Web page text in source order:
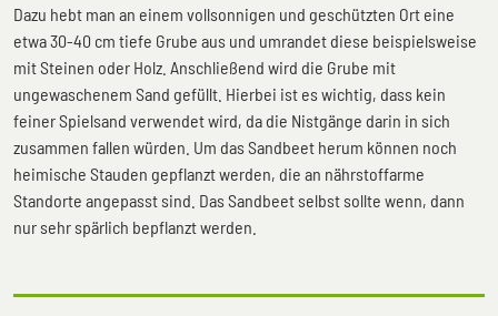
Dazu hebt man an einem vollsonnigen und geschützten Ort eine
etwa 30-40 cm tiefe Grube aus und umrandet diese beispielsweise
mit Steinen oder Holz. Anschließend wird die Grube mit
ungewaschenem Sand gefüllt. Hierbei ist es wichtig, dass kein
feiner Spielsand verwendet wird, da die Nistgänge darin in sich
zusammen fallen würden. Um das Sandbeet herum können noch
heimische Stauden gepflanzt werden, die an nährstoffarme
Standorte angepasst sind. Das Sandbeet selbst sollte wenn, dann
nur sehr spärlich bepflanzt werden.